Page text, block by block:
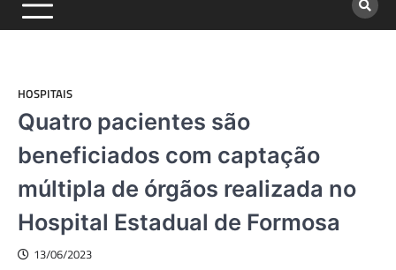
HOSPITAIS
Quatro pacientes são
beneficiados com captação
múltipla de órgãos realizada no
Hospital Estadual de Formosa
13/06/2023